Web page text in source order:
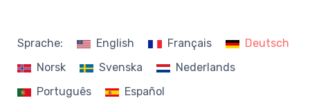
Sprache: English Français
Deutsch
Norsk
Svenska
Nederlands
Português
Español